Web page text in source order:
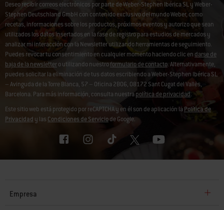
Deseo recibir correos electrónicos por parte de Weber-Stephen Ibérica SL y Weber-
Stephen Deutschland GmbH con contenido exclusivo del mundo Weber, como
recetas, informaciones sobre los productos, próximos eventos y autorizo que sean
utilizados los datos insertados en la fase de registro para estudios de mercados y
analizar mi interacción con la Newsletter utilizando herramientas de seguimiento.
Puedes revocar tu consentimiento en cualquier momento haciendo clic en darse de
baja de la newslettero utilizando nuestroformulario de contacto. Alternativamente,
puedes solicitar la eliminación de tus datos escribiendo a Weber-Stephen Ibérica SL
– Avinguda de la Torre Blanca, 57 – Oficina 2B06, 08172 Sant Cugat del Vallès,
Barcelona. Para más información, consulta nuestra política de privacidad.
Este sitio web está protegido por reCAPTCHA y en él son de aplicación laPolítica de
Privacidad y las Condiciones de Serviciode Google.
Empresa